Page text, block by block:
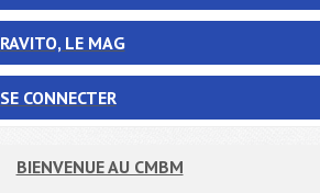
RAVITO, LE MAG
SE CONNECTER
BIENVENUE AU CMBM